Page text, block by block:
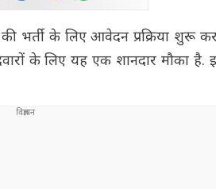
भर्ती के लिए आवेदन प्रक्रिया शुरू
के लिए यह एक शानदार मौका है.